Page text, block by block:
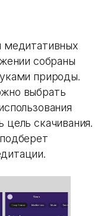
медитативных
собраны
природы.
выбрать
скачивания.